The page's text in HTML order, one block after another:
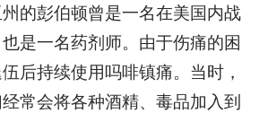
的彭伯顿曾是一名在美国内战
是一名药剂师。由于伤痛的困
后持续使用吗啡镇痛。当时，
常会将各种酒精、毒品加入到